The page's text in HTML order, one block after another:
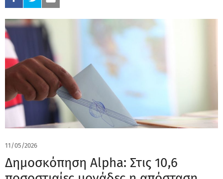
11/05/2026
Δημοσκόπηση Alpha: Στις 10,6